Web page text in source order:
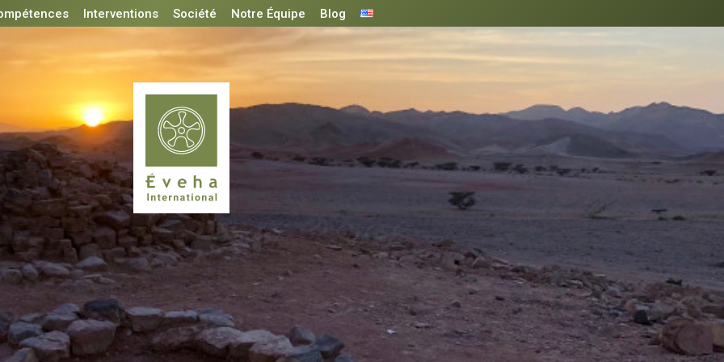
Interventions Société Notre Équipe Blog